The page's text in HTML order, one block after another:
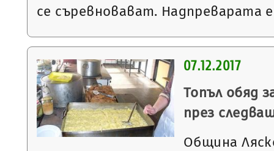
се съревновават. Надпреварата
07.12.2017
Топъл обяд
през
Община